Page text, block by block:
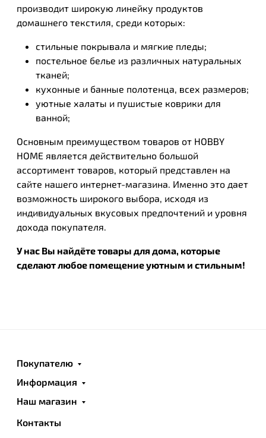
производит широкую линейку продуктов
домашнего текстиля, среди которых:
стильные покрывала и мягкие пледы;
постельное белье из различных натуральных
тканей;
кухонные и банные полотенца, всех размеров;
уютные халаты и пушистые коврики для
ванной;
Основным преимуществом товаров от HOBBY
HOME является действительно большой
ассортимент товаров, который представлен на
сайте нашего интернет-магазина. Именно это дает
возможность широкого выбора, исходя из
индивидуальных вкусовых предпочтений и уровня
дохода покупателя.
У нас Вы найдёте товары для дома, которые
сделают любое помещение уютным и стильным!
Покупателю
Информация
Наш магазин
Контакты